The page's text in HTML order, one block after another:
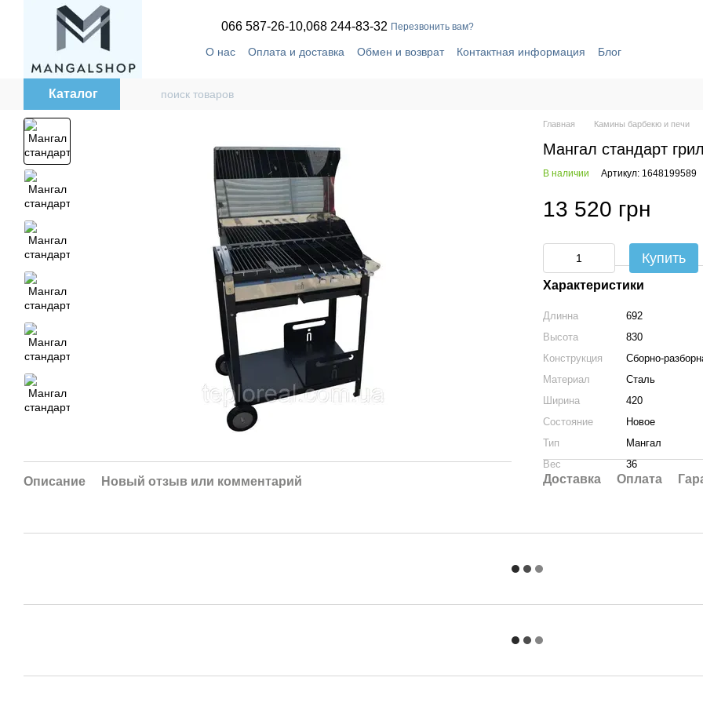
Перейти к основному контенту
066 587-26-10,068 244-83-32 Перезвонить вам?
О нас Оплата и доставка Обмен и возврат Контактная информация Блог
Каталог
Описание Новый отзыв или комментарий
Главная Камины барбекю и печи
Мангал стандарт
В наличии Артикул: 1648199589
13 520 грн
Купить
Характеристики
Длинна
692
Высота
830
Конструкция
Сборно-
Материал
Сталь
Ширина
420
Состояние
Новое
Тип
Мангал
Вес
36
Доставка Оплата